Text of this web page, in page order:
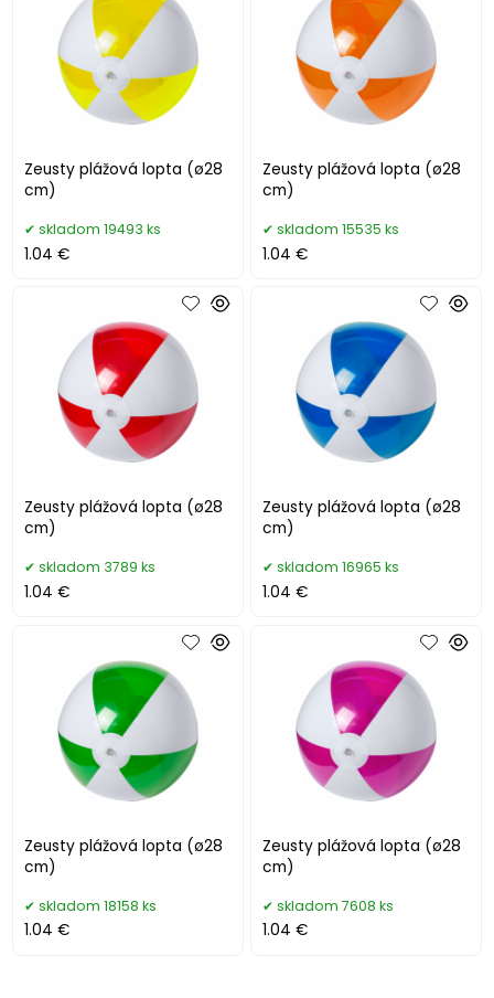
Zeusty plážová lopta (ø28
cm)
skladom 19493 ks
1.04 €
Zeusty plážová lopta (ø28
cm)
skladom 15535 ks
1.04 €
Zeusty plážová lopta (ø28
cm)
skladom 3789 ks
1.04 €
Zeusty plážová lopta (ø28
cm)
skladom 16965 ks
1.04 €
Zeusty plážová lopta (ø28
cm)
skladom 18158 ks
1.04 €
Zeusty plážová lopta (ø28
cm)
skladom 7608 ks
1.04 €